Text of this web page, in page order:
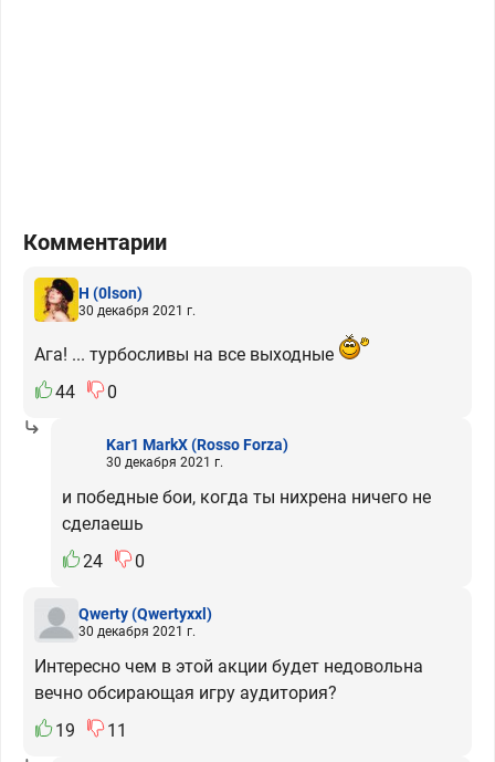
Комментарии
H (0lson)
30 декабря 2021 г.
Ага! ... турбосливы на все выходные
44
0
Kar1 MarkX(Rosso Forza)
30 декабря 2021 г.
и победные бои, когда ты нихрена ничего не
сделаешь
24
0
Qwerty(Qwertyxxl)
30 декабря 2021 г.
Интересно чем в этой акции будет недовольна
вечно обсирающая игру аудитория?
19
11